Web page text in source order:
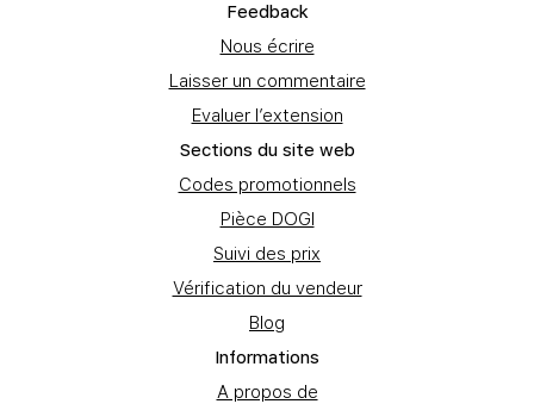
Feedbаck
Nous écrire
Laisser un commentaire
Evaluer l’extension
Sections du site web
Codes promotionnels
Pièce DOGI
Suivi des prix
Vérification du vendeur
Blog
Informations
A propos de